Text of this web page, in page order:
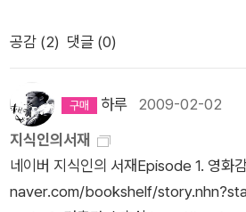
점에서 찾았기 때문이다. 사람의 본능
로 분출될 만한 통로를 마련하지 못한 사
기 어려우며 이를 창의적인 부분이나
주고, 긍정성을 부여한 사회가 성공했다
다. 그림자 이론과 매우 일맥상통한다
연적으로 갖고 있는 어둠을 빛과 하나로
이런 생각은 사실 우리에겐 크게 새로
국기인 태극기가 이미 그러한 철학을
장을 위해 우선 내 성장을 방해하는 것
성장의 근원은 무엇인지를 먼저 들여다
힘들었다,지금 여기서 시작해야하는 치
아보라니.... 꼭 그렇게 해야만 하는지 의
다,나는 지금 이 상태에서 보다 나은 내
라니.,이미 나이먹고 지나온 과거가 길
이미 많이 미화되어있고 왜곡되어 있고
선택하지 못하고 무시해버렸던 바로 그
목소리라고 해도 무방할 까? 귀기울여달
택하지 못했던 삶에 대한 깊이있는 성
일이 있다는 핑계로 앞부분만 얼른 읽고
서 어쩔 수 없었다. 계속 읽어나갈 수 밖
알면 알수록 융이라는 인간에게 매료
왔으니 콤플렉스도 등장해야지. 우리가
렉스와 어머니 콤플렉스에 대한 이야기
공감 (2) 댓글 (0)
하루 2009-02-02
지식인의서재
네이버 지식인의 서재Episode 1. 영
naver.com/bookshelf/